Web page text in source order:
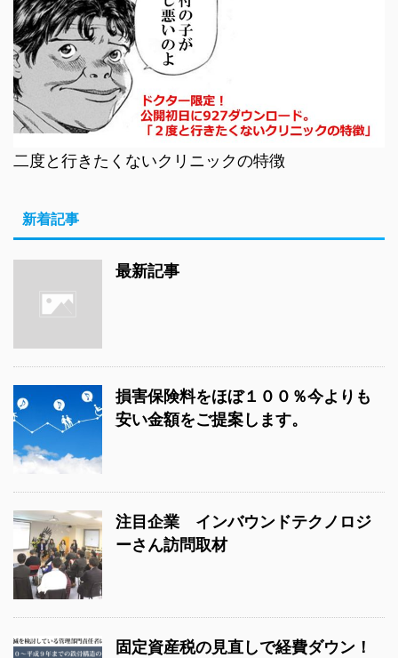
二度と行きたくないクリニックの特徴
新着記事
最新記事
損害保険料をほぼ１００％今よりも
安い金額をご提案します。
注目企業 インバウンドテクノロジ
ーさん訪問取材
固定資産税の見直しで経費ダウン！